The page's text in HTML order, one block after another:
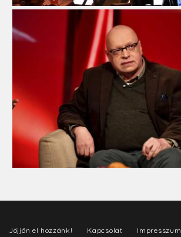
Jöjjön el hozzánk! Kapcsolat Impresszum